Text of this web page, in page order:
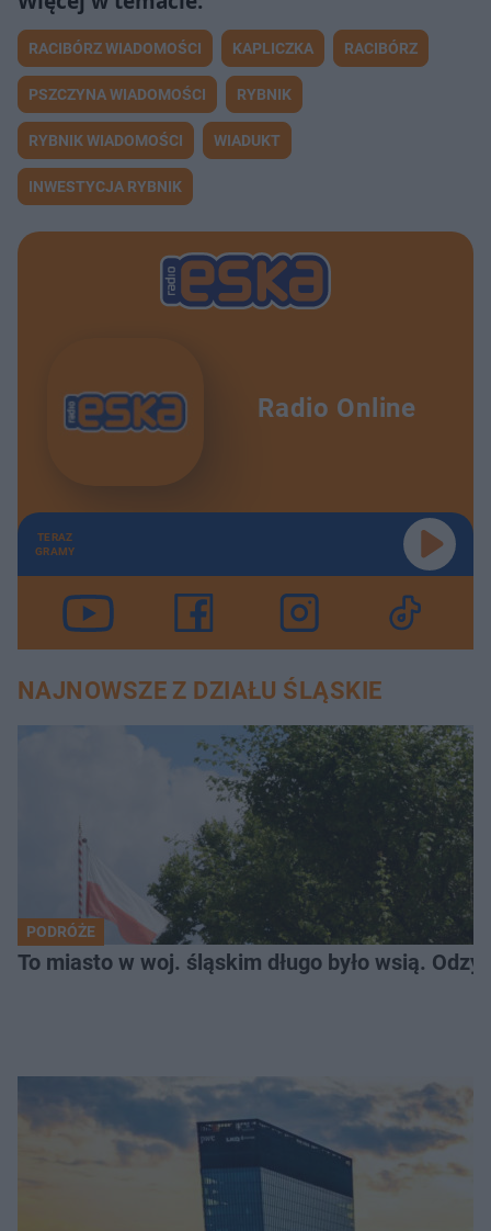
RACIBÓRZ WIADOMOŚCI KAPLICZKA RACIBÓRZ
PSZCZYNA WIADOMOŚCI RYBNIK
RYBNIK WIADOMOŚCI WIADUKT
INWESTYCJA RYBNIK
Radio Online
TERAZ
GRAMY
NAJNOWSZE Z DZIAŁU ŚLĄSKIE
PODRÓŻE
To miasto w woj. śląskim długo było wsią.